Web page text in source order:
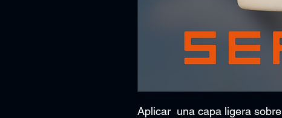
Aplicar una capa ligera